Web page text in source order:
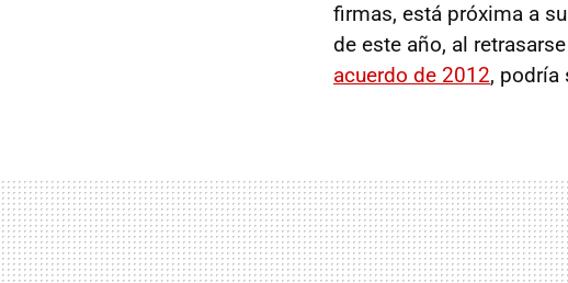
firmas, está próxima a
de este año, al
acuerdo de 2012, podría